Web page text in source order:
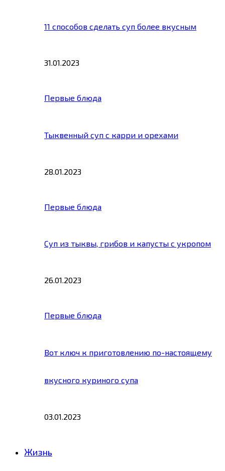
11 способов сделать суп более вкусным
31.01.2023
Первые блюда
Тыквенный суп с карри и орехами
28.01.2023
Первые блюда
Суп из тыквы, грибов и капусты с укропом
26.01.2023
Первые блюда
Вот ключ к приготовлению по-настоящему
вкусного куриного супа
03.01.2023
Жизнь